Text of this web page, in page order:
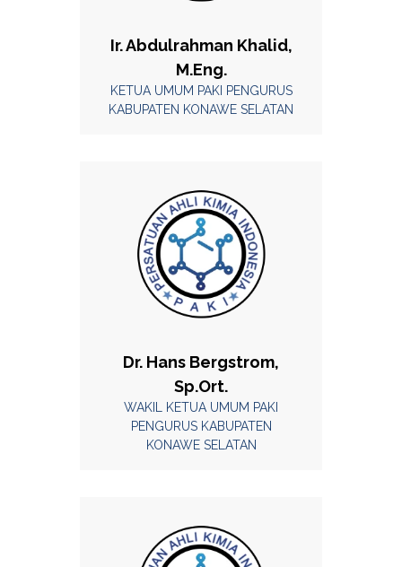
Ir. Abdulrahman Khalid,
M.Eng.
KETUA UMUM PAKI PENGURUS
KABUPATEN KONAWE SELATAN
Dr. Hans Bergstrom,
Sp.Ort.
WAKIL KETUA UMUM PAKI
PENGURUS KABUPATEN
KONAWE SELATAN